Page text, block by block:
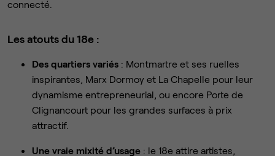
connecté.
Les atouts du 18e :
Des quartiers variés : Montmartre et ses ruelles
inspirantes, Marx Dormoy et La Chapelle pour leur
dynamisme entrepreneurial, ou encore Porte de
Clignancourt pour les grandes surfaces à prix
attractif.
Une vraie mixité d’usage : le 18e attire artistes,